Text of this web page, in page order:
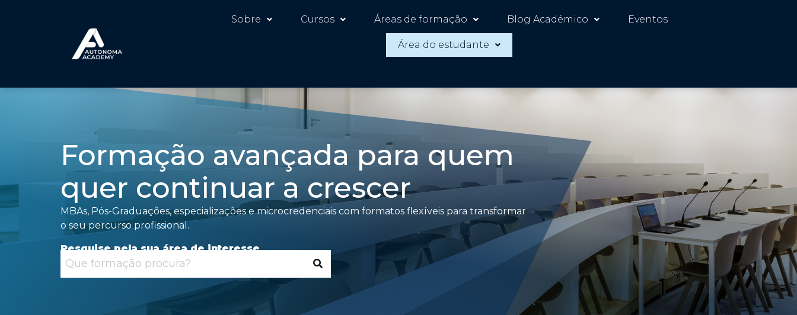
Sobre Cursos Áreas de formação Blog Académico Eventos
Área do estudante
Formação avançada para quem
quer continuar a crescer
MBAs, Pós-Graduações, especializações e microcredenciais com formatos flexíveis para transformar
o seu percurso profissional.
Pesquise pela sua área de interesse